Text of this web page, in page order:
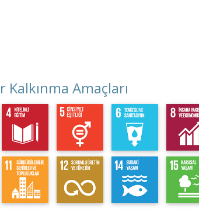
Amaçları